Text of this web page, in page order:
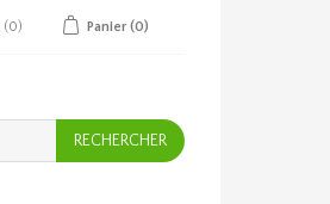
(0) Panier (0)